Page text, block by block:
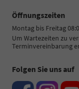
Öffnungszeiten
Montag bis Freitag
Um Wartezeiten zu
Terminvereinbarung
Folgen Sie uns auf